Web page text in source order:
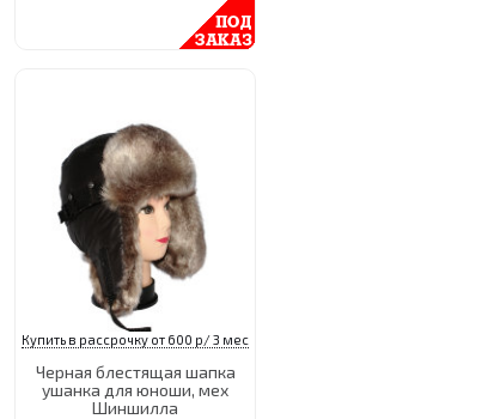
Купить в рассрочку от 600 р/ 3 мес
Черная блестящая шапка
ушанка для юноши, мех
Шиншилла